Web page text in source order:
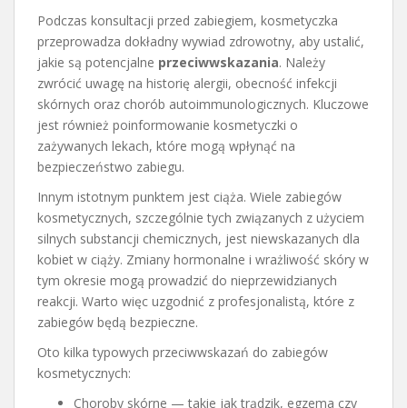
Podczas konsultacji przed zabiegiem, kosmetyczka
przeprowadza dokładny wywiad zdrowotny, aby ustalić,
jakie są potencjalne przeciwwskazania. Należy
zwrócić uwagę na historię alergii, obecność infekcji
skórnych oraz chorób autoimmunologicznych. Kluczowe
jest również poinformowanie kosmetyczki o
zażywanych lekach, które mogą wpłynąć na
bezpieczeństwo zabiegu.
Innym istotnym punktem jest ciąża. Wiele zabiegów
kosmetycznych, szczególnie tych związanych z użyciem
silnych substancji chemicznych, jest niewskazanych dla
kobiet w ciąży. Zmiany hormonalne i wrażliwość skóry w
tym okresie mogą prowadzić do nieprzewidzianych
reakcji. Warto więc uzgodnić z profesjonalistą, które z
zabiegów będą bezpieczne.
Oto kilka typowych przeciwwskazań do zabiegów
kosmetycznych:
Choroby skórne — takie jak trądzik, egzema czy